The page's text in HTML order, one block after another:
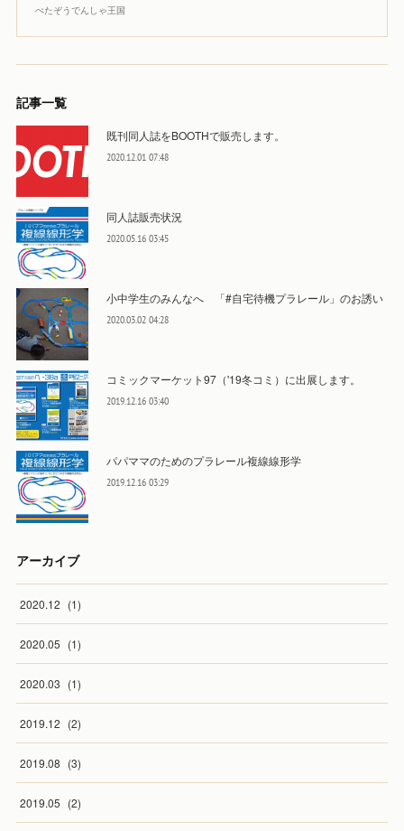
ぺたぞうでんしゃ王国
記事一覧
既刊同人誌をBOOTHで販売します。
2020.12.01 07:48
同人誌販売状況
2020.05.16 03:45
小中学生のみんなへ 「#自宅待機プラレール」のお誘い
2020.03.02 04:28
コミックマーケット97（'19冬コミ）に出展します。
2019.12.16 03:40
パパママのためのプラレール複線線形学
2019.12.16 03:29
アーカイブ
2020.12 (1)
2020.05 (1)
2020.03 (1)
2019.12 (2)
2019.08 (3)
2019.05 (2)